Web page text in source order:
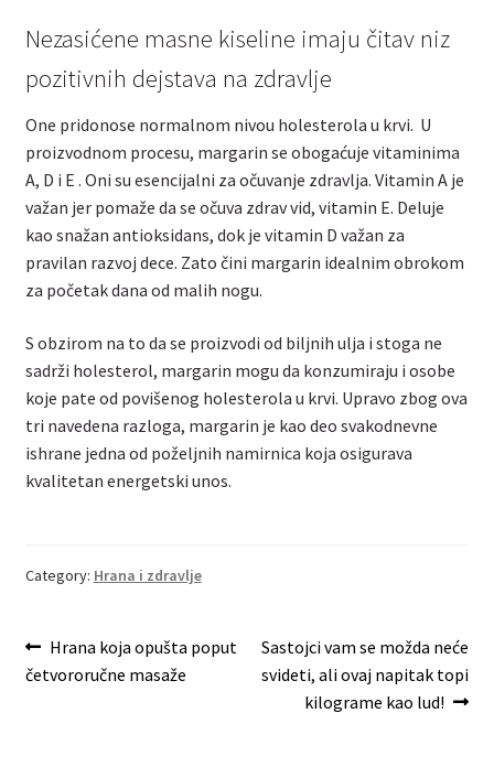
Nezasićene masne kiseline imaju čitav niz
pozitivnih dejstava na zdravlje
One pridonose normalnom nivou holesterola u krvi. U
proizvodnom procesu, margarin se obogaćuje vitaminima
A, D i E . Oni su esencijalni za očuvanje zdravlja. Vitamin A je
važan jer pomaže da se očuva zdrav vid, vitamin E. Deluje
kao snažan antioksidans, dok je vitamin D važan za
pravilan razvoj dece. Zato čini margarin idealnim obrokom
za početak dana od malih nogu.
S obzirom na to da se proizvodi od biljnih ulja i stoga ne
sadrži holesterol, margarin mogu da konzumiraju i osobe
koje pate od povišenog holesterola u krvi. Upravo zbog ova
tri navedena razloga, margarin je kao deo svakodnevne
ishrane jedna od poželjnih namirnica koja osigurava
kvalitetan energetski unos.
Category: Hrana i zdravlje
Post
navigation
Previous
post:
Hrana koja opušta poput
četvororučne masaže
Next
post:
Sastojci vam se možda neće
svideti, ali ovaj napitak topi
kilograme kao lud!